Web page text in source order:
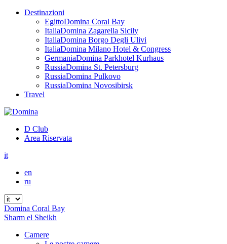
Destinazioni
EgittoDomina Coral Bay
ItaliaDomina Zagarella Sicily
ItaliaDomina Borgo Degli Ulivi
ItaliaDomina Milano Hotel & Congress
GermaniaDomina Parkhotel Kurhaus
RussiaDomina St. Petersburg
RussiaDomina Pulkovo
RussiaDomina Novosibirsk
Travel
D Club
Area Riservata
it
en
ru
Domina Coral Bay
Sharm el Sheikh
Camere